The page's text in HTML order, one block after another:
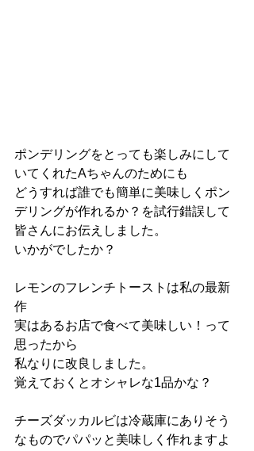
ポンデリングをとっても楽しみにして
いてくれたAちゃんのためにも
どうすれば誰でも簡単に美味しくポン
デリングが作れるか？を試行錯誤して
皆さんにお伝えしました。
いかがでしたか？
レモンのフレンチトーストは私の最新
作
実はあるお店で食べて美味しい！って
思ったから
私なりに改良しました。
覚えておくとオシャレな1品かな？
チーズダッカルビは冷蔵庫にありそう
なものでパパッと美味しく作れますよ